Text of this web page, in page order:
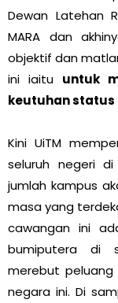
Dewan Latehan
MARA dan
objektif dan
ini iaitu untuk
keutuhan status
Kini UiTM
seluruh negeri
jumlah kampus
masa yang
cawangan ini
bumiputera di
merebut
negara ini. Di